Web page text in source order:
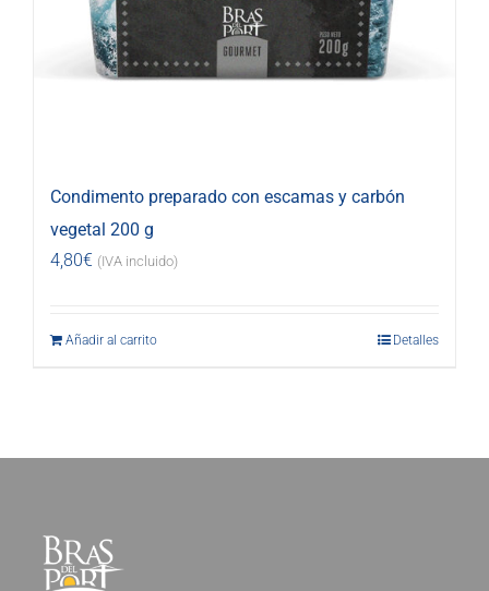
Condimento preparado con escamas y carbón
vegetal 200 g
4,80€ (IVA incluido)
Añadir al carrito Detalles